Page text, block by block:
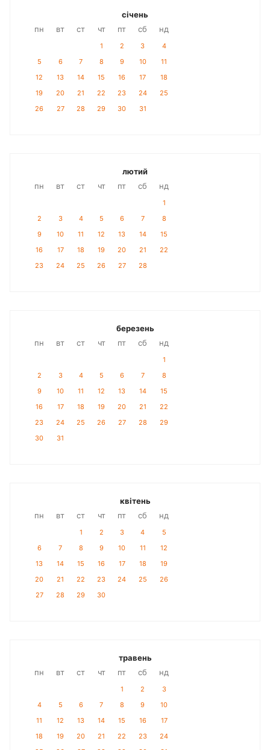
січень
пн
вт ст чт пт сб нд
1 2 3
4
5
6 7 8 9 10
11
12
13 14 15 16 17
18
19
20 21 22 23 24
25
26
27 28 29 30 31
лютий
пн
вт ст чт пт сб нд
1
2
3 4 5 6 7
8
9
10 11 12 13 14
15
16
17 18 19 20 21
22
23
24 25 26 27 28
березень
пн
вт ст чт пт сб нд
1
2
3 4 5 6 7
8
9
10 11 12 13 14
15
16
17 18 19 20 21
22
23
24 25 26 27 28
29
30
31
квітень
пн
вт ст чт пт сб нд
1 2 3 4
5
6
7 8 9 10 11
12
13
14 15 16 17 18
19
20
21 22 23 24 25
26
27
28 29 30
травень
пн
вт ст чт пт сб нд
1 2
3
4
5 6 7 8 9
10
11
12 13 14 15 16
17
18
19 20 21 22 23
24